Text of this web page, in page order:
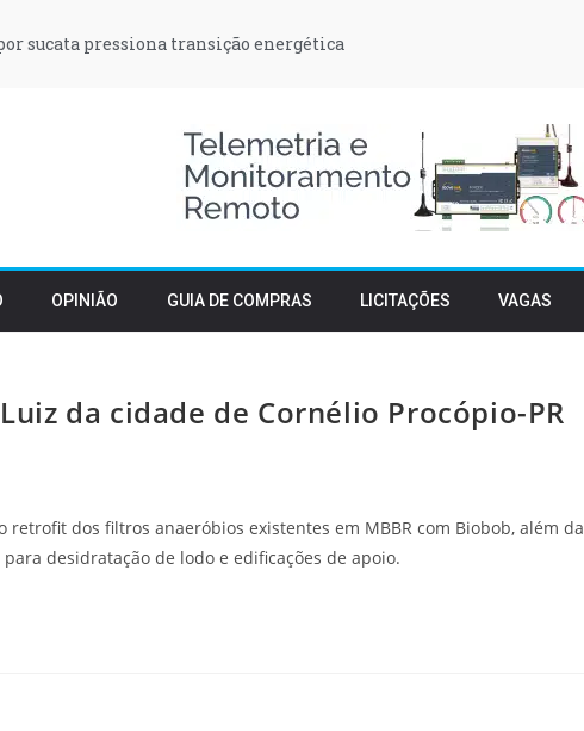
sucata pressiona transição energética
OPINIÃO GUIA DE COMPRAS LICITAÇÕES VAGAS
da cidade de Cornélio Procópio-PR
dos filtros anaeróbios existentes em MBBR com Biobob, além da
desidratação de lodo e edificações de apoio.